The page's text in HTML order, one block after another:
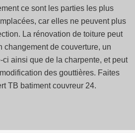
ce sont les parties les plus
car elles ne peuvent plus
La rénovation de toiture peut
changement de couverture, un
ainsi que de la charpente, et peut
des gouttières. Faites
TB batiment couvreur 24.